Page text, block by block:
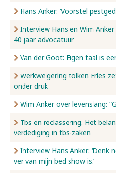
Hans Anker: ‘Voorstel
Interview Hans en Wim
40 jaar advocatuur
Van der Goot: Eigen taal is
Werkweigering tolken Fries
onder druk
Wim Anker over levenslang:
Tbs en reclassering. Het
verdediging in tbs-zaken
Interview Hans Anker:
ver van mijn bed show is.’